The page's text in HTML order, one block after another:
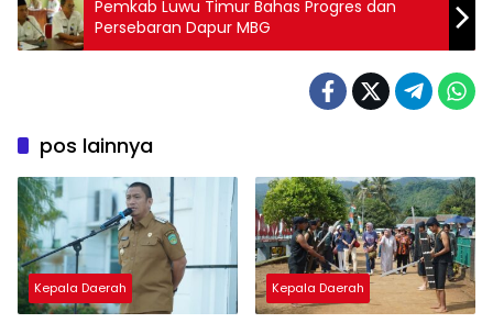
Pemkab Luwu Timur Bahas Progres dan
Persebaran Dapur MBG
pos lainnya
Kepala Daerah Kepala Daerah